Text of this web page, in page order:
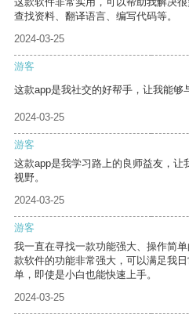
查找资料、翻译语言、编写代码等。
2024-03-25
游客
这款app是我社交的好帮手，让我能够
2024-03-25
游客
这款app是我学习路上的良师益友，
视野。
2024-03-25
游客
我一直在寻找一款功能强大、操作简
款软件的功能非常强大，可以满足我
单，即使是小白也能快速上手。
2024-03-25